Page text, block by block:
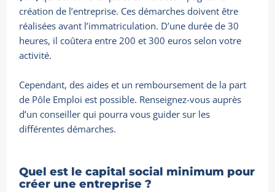
création de l’entreprise. Ces démarches doivent être
réalisées avant l’immatriculation. D’une durée de 30
heures, il coûtera entre 200 et 300 euros selon votre
activité.
Cependant, des aides et un remboursement de la part
de Pôle Emploi est possible. Renseignez-vous auprès
d’un conseiller qui pourra vous guider sur les
différentes démarches.
Quel est le capital social minimum pour
créer une entreprise ?